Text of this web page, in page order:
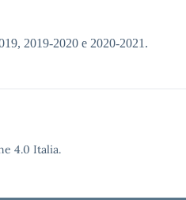
2019-2020 e 2020-2021.
4.0 Italia.